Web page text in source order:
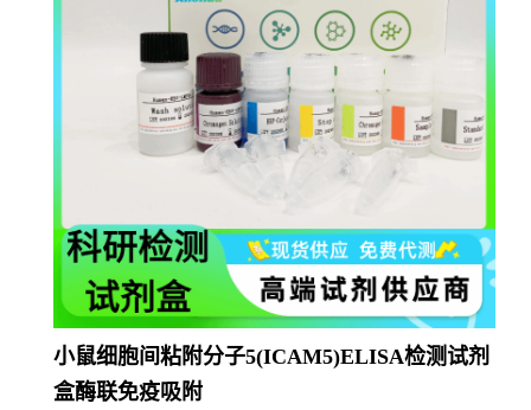
小鼠细胞间粘附分子5(ICAM5)ELISA检测试剂
盒酶联免疫吸附